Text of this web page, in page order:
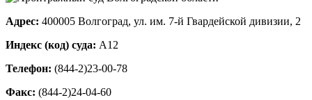
Адрес: 400005 Волгоград, ул. им. 7-й Гвардейской дивизии, 2
Индекс (код) суда: А12
Телефон: (844-2)23-00-78
Факс: (844-2)24-04-60